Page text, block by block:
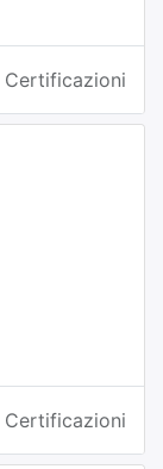
Certificazioni
Certificazioni